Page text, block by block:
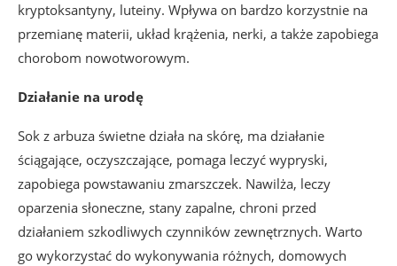
kryptoksantyny, luteiny. Wpływa on bardzo korzystnie na
przemianę materii, układ krążenia, nerki, a także zapobiega
chorobom nowotworowym.
Działanie na urodę
Sok z arbuza świetne działa na skórę, ma działanie
ściągające, oczyszczające, pomaga leczyć wypryski,
zapobiega powstawaniu zmarszczek. Nawilża, leczy
oparzenia słoneczne, stany zapalne, chroni przed
działaniem szkodliwych czynników zewnętrznych. Warto
go wykorzystać do wykonywania różnych, domowych